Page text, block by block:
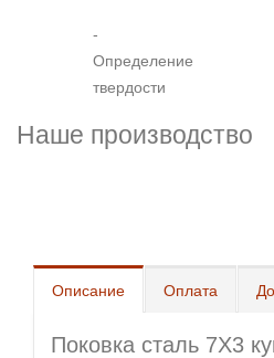
-
Определение
твердости
Наше производство
Описание Оплата
Поковка сталь 7Х3